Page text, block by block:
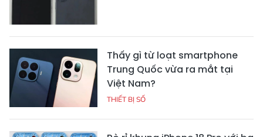
Thấy gì từ loạt smartphone
Trung Quốc vừa ra mắt tại
Việt Nam?
THIẾT BỊ SỐ